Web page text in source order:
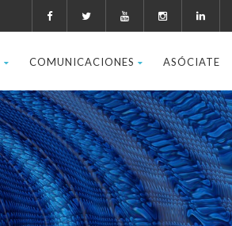
COMUNICACIONES ASÓCIATE